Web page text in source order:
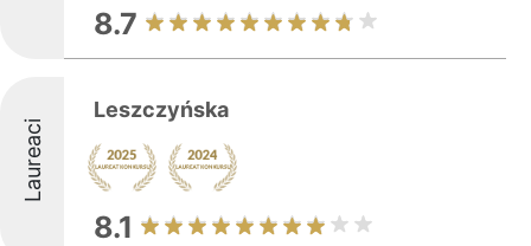
8.7
Laureaci
Leszczyńska
8.1